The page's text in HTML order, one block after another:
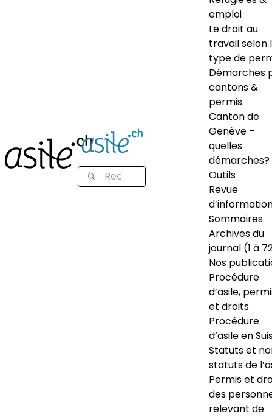
emploi
Le droit au
travail selon
type de
Démarches
cantons &
permis
Canton de
Genève –
quelles
démarches?
Outils
Revue
Sommaires
Archives du
journal (1 à
Nos
Procédure
d’asile,
et droits
Procédure
d’asile en
Statuts et
statuts de
Permis et
des
relevant de